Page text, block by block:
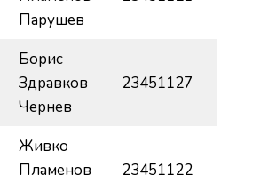
Парушев
Борис
Здравков
Чернев
23451127
Живко
Пламенов
23451122